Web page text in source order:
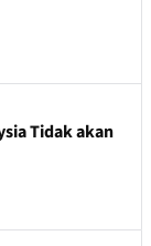
Tidak akan